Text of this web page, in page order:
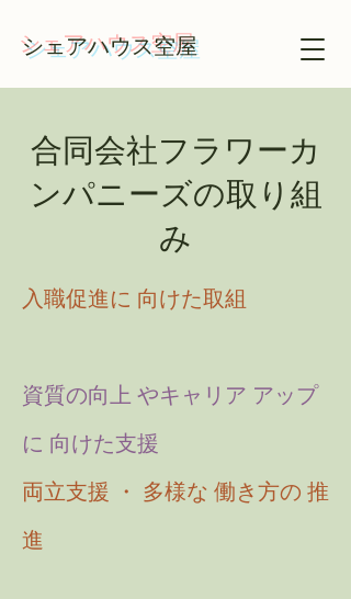
​​シェアハウス空屋
​合同会社フラワーカ
ンパニーズの取り組
み
入職促進に 向けた取組​​
資質の向上 やキャリア アップ
に 向けた支援​
両立支援 ・ 多様な 働き方の 推
進